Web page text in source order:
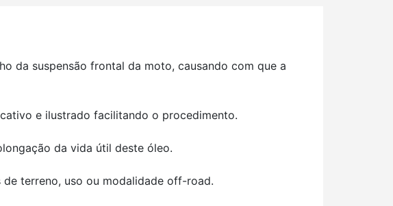
da suspensão frontal da moto, causando com que a
e ilustrado facilitando o procedimento.
da vida útil deste óleo.
terreno, uso ou modalidade off-road.